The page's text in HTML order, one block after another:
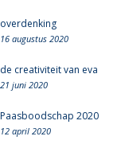
overdenking
16 augustus 2020
de creativiteit van eva
21 juni 2020
Paasboodschap 2020
12 april 2020